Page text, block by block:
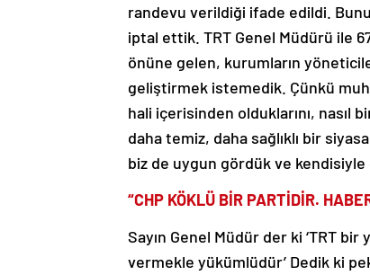
randevu verildiği ifade edildi.
iptal ettik. TRT Genel Müdürü ile
önüne gelen, kurumların
geliştirmek istemedik. Çünkü
hali içerisinden olduklarını, nasıl
daha temiz, daha sağlıklı bir
biz de uygun gördük ve
“CHP KÖKLÜ BİR PARTİDİR.
Sayın Genel Müdür der ki ‘TRT
vermekle yükümlüdür’ Dedik ki